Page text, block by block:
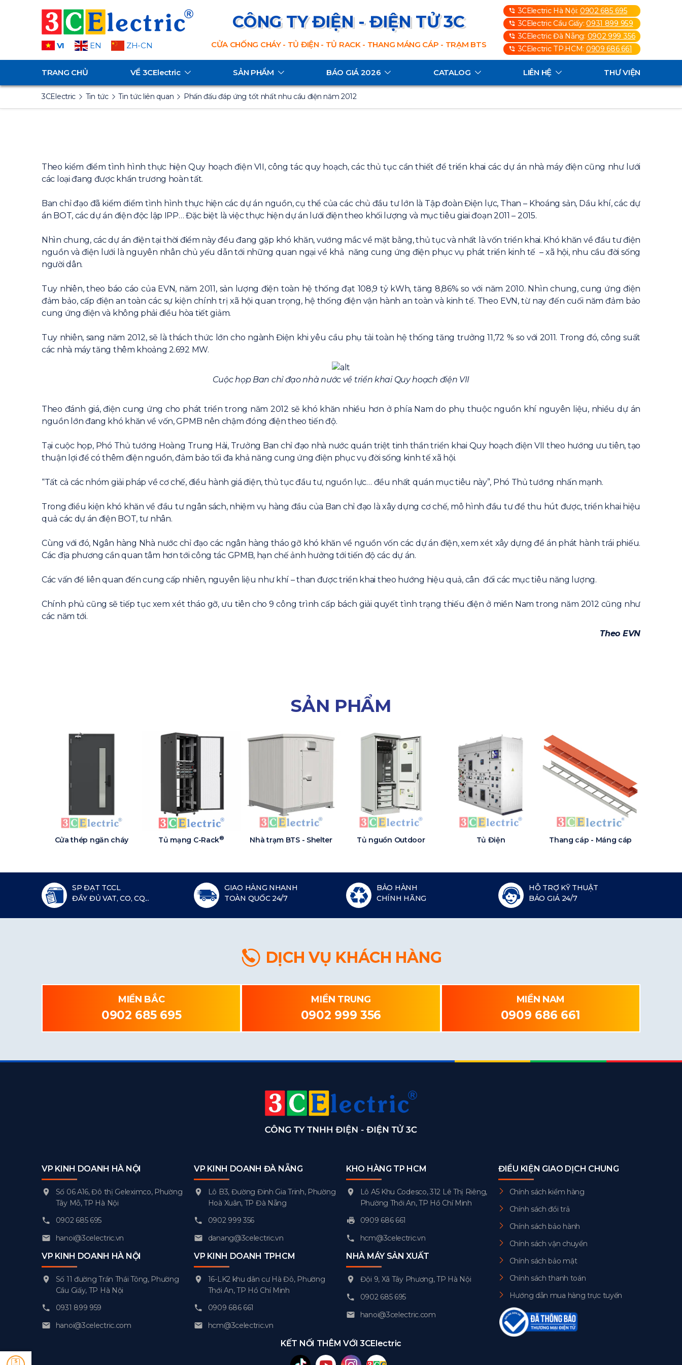
VI EN ZH-CN
CÔNG TY ĐIỆN - ĐIỆN TỬ 3C
CỬA CHỐNG CHÁY - TỦ ĐIỆN - TỦ RACK - THANG MÁNG CÁP - TRẠM BTS
3CElectric Hà Nội: 0902 685 695
3CElectric Cầu Giấy:0931 899 959
3CElectric Đà Nẵng: 0902 999 356
3CElectric TP.HCM: 0909 686 661
TRANG CHỦ VỀ 3CElectric SẢN PHẨM BÁO GIÁ 2026 CATALOG LIÊN HỆ THƯ VIỆN
3CElectric Tin tức Tin tức liên quan Phấn đấu đáp ứng tốt nhất nhu cầu điện năm 2012
Theo kiểm điểm tình hình thực hiện Quy hoạch điện VII, công tác quy hoạch, các thủ tục cần thiết để triển khai các dự án nhà máy điện cũng như lưới
các loại đang được khẩn trương hoàn tất.
Ban chỉ đạo đã kiểm điểm tình hình thực hiện các dự án nguồn, cụ thể của các chủ đầu tư lớn là Tập đoàn Điện lực, Than – Khoáng sản, Dầu khí, các dự
án BOT, các dự án điện độc lập IPP… Đặc biệt là việc thực hiện dự án lưới điện theo khối lượng và mục tiêu giai đoạn 2011 – 2015.
Nhìn chung, các dự án điện tại thời điểm này đều đang gặp khó khăn, vướng mắc về mặt bằng, thủ tục và nhất là vốn triển khai. Khó khăn về đầu tư điện
nguồn và điện lưới là nguyên nhân chủ yếu dẫn tới những quan ngại về khả năng cung ứng điện phục vụ phát triển kinh tế – xã hội, nhu cầu đời sống
người dân.
Tuy nhiên, theo báo cáo của EVN, năm 2011, sản lượng điện toàn hệ thống đạt 108,9 tỷ kWh, tăng 8,86% so với năm 2010. Nhìn chung, cung ứng điện
đảm bảo, cấp điện an toàn các sự kiện chính trị xã hội quan trọng, hệ thống điện vận hành an toàn và kinh tế. Theo EVN, từ nay đến cuối năm đảm bảo
cung ứng điện và không phải điều hòa tiết giảm.
Tuy nhiên, sang năm 2012, sẽ là thách thức lớn cho ngành Điện khi yêu cầu phụ tải toàn hệ thống tăng trưởng 11,72 % so với 2011. Trong đó, công suất
các nhà máy tăng thêm khoảng 2.692 MW.
Cuộc họp Ban chỉ đạo nhà nước về triển khai Quy hoạch điện VII
Theo đánh giá, điện cung ứng cho phát triển trong năm 2012 sẽ khó khăn nhiều hơn ở phía Nam do phụ thuộc nguồn khí nguyên liệu, nhiều dự án
nguồn lớn đang khó khăn về vốn, GPMB nên chậm đóng điện theo tiến độ.
Tại cuộc họp, Phó Thủ tướng Hoàng Trung Hải, Trưởng Ban chỉ đạo nhà nước quán triệt tinh thần triển khai Quy hoạch điện VII theo hướng ưu tiên, tạo
thuận lợi để có thêm điện nguồn, đảm bảo tối đa khả năng cung ứng điện phục vụ đời sống kinh tế xã hội.
“Tất cả các nhóm giải pháp về cơ chế, điều hành giá điện, thủ tục đầu tư, nguồn lực… đều nhất quán mục tiêu này”, Phó Thủ tướng nhấn mạnh.
Trong điều kiện khó khăn về đầu tư ngân sách, nhiệm vụ hàng đầu của Ban chỉ đạo là xây dựng cơ chế, mô hình đầu tư để thu hút được, triển khai hiệu
quả các dự án điện BOT, tư nhân.
Cùng với đó, Ngân hàng Nhà nước chỉ đạo các ngân hàng tháo gỡ khó khăn về nguồn vốn các dự án điện, xem xét xây dựng đề án phát hành trái phiếu.
Các địa phương cần quan tâm hơn tới công tác GPMB, hạn chế ảnh hưởng tới tiến độ các dự án.
Các vấn đề liên quan đến cung cấp nhiên, nguyên liệu như khí – than được triển khai theo hướng hiệu quả, cân đối các mục tiêu năng lượng.
Chính phủ cũng sẽ tiếp tục xem xét tháo gỡ, ưu tiên cho 9 công trình cấp bách giải quyết tình trạng thiếu điện ở miền Nam trong năm 2012 cũng như
các năm tới.
Theo EVN
SẢN PHẨM
Cửa thép ngăn cháy Tủ mạng C-Rack® Nhà trạm BTS - Shelter Tủ nguồn Outdoor Tủ Điện Thang cáp - Máng cáp
SP ĐẠT TCCL
ĐẦY ĐỦ VAT, CO, CQ...
GIAO HÀNG NHANH
TOÀN QUỐC 24/7
BẢO HÀNH
CHÍNH HÃNG
HỖ TRỢ KỸ THUẬT
BÁO GIÁ 24/7
DỊCH VỤ KHÁCH HÀNG
MIỀN BẮC
0902 685 695
MIỀN TRUNG
0902 999 356
MIỀN NAM
0909 686 661
VP KINH DOANH HÀ NỘI
Số 06 A16, Đô thị Geleximco, Phường
Tây Mỗ, TP Hà Nội
0902 685 695
hanoi@3celectric.vn
VP KINH DOANH HÀ NỘI
Số 11 đường Trần Thái Tông, Phường
Cầu Giấy, TP Hà Nội
0931 899 959
hanoi@3celectric.com
VP KINH DOANH ĐÀ NẴNG
Lô B3, Đường Đinh Gia Trinh, Phường
Hoà Xuân, TP Đà Nẵng
0902 999 356
danang@3celectric.vn
VP KINH DOANH TPHCM
16-LK2 khu dân cư Hà Đô, Phường
Thới An, TP Hồ Chí Minh
0909 686 661
hcm@3celectric.vn
KHO HÀNG TP HCM
Lô A5 Khu Codesco, 312 Lê Thị Riêng,
Phường Thới An, TP Hồ Chí Minh
0909 686 661
hcm@3celectric.vn
NHÀ MÁY SẢN XUẤT
Đội 9, Xã Tây Phương, TP Hà Nội
0902 685 695
hanoi@3celectric.com
ĐIỀU KIỆN GIAO DỊCH CHUNG
Chính sách kiểm hàng
Chính sách đổi trả
Chính sách bảo hành
Chính sách vận chuyển
Chính sách bảo mật
Chính sách thanh toán
Hướng dẫn mua hàng trực tuyến
KẾT NỐI THÊM VỚI 3CElectric